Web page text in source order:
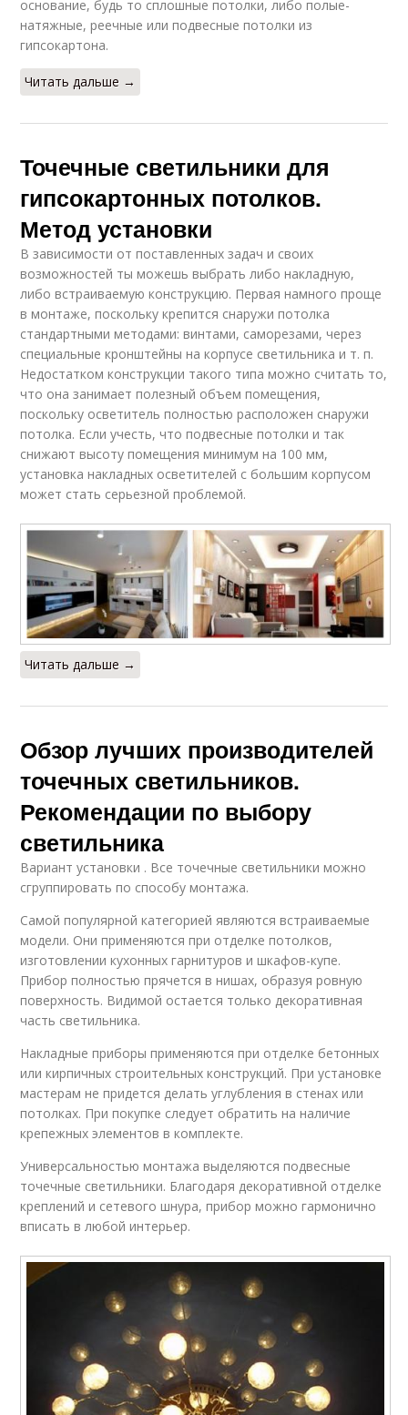
основание, будь то сплошные потолки, либо полые-
натяжные, реечные или подвесные потолки из
гипсокартона.
Читать дальше →
Точечные светильники для
гипсокартонных потолков.
Метод установки
В зависимости от поставленных задач и своих
возможностей ты можешь выбрать либо накладную,
либо встраиваемую конструкцию. Первая намного проще
в монтаже, поскольку крепится снаружи потолка
стандартными методами: винтами, саморезами, через
специальные кронштейны на корпусе светильника и т. п.
Недостатком конструкции такого типа можно считать то,
что она занимает полезный объем помещения,
поскольку осветитель полностью расположен снаружи
потолка. Если учесть, что подвесные потолки и так
снижают высоту помещения минимум на 100 мм,
установка накладных осветителей с большим корпусом
может стать серьезной проблемой.
Читать дальше →
Обзор лучших производителей
точечных светильников.
Рекомендации по выбору
светильника
Вариант установки . Все точечные светильники можно
сгруппировать по способу монтажа.
Самой популярной категорией являются встраиваемые
модели. Они применяются при отделке потолков,
изготовлении кухонных гарнитуров и шкафов-купе.
Прибор полностью прячется в нишах, образуя ровную
поверхность. Видимой остается только декоративная
часть светильника.
Накладные приборы применяются при отделке бетонных
или кирпичных строительных конструкций. При установке
мастерам не придется делать углубления в стенах или
потолках. При покупке следует обратить на наличие
крепежных элементов в комплекте.
Универсальностью монтажа выделяются подвесные
точечные светильники. Благодаря декоративной отделке
креплений и сетевого шнура, прибор можно гармонично
вписать в любой интерьер.